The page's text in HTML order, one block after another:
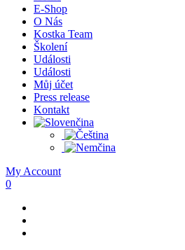
E-Shop
O Nás
Kostka Team
Školení
Události
Události
Můj účet
Press release
Kontakt
My Account
0